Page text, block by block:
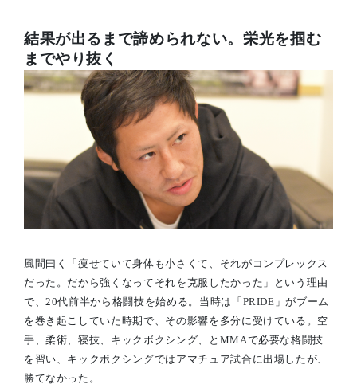
結果が出るまで諦められない。栄光を掴む
までやり抜く
風間曰く「痩せていて身体も小さくて、それがコンプレックス
だった。だから強くなってそれを克服したかった」という理由
で、20代前半から格闘技を始める。当時は「PRIDE」がブーム
を巻き起こしていた時期で、その影響を多分に受けている。空
手、柔術、寝技、キックボクシング、とMMAで必要な格闘技
を習い、キックボクシングではアマチュア試合に出場したが、
勝てなかった。